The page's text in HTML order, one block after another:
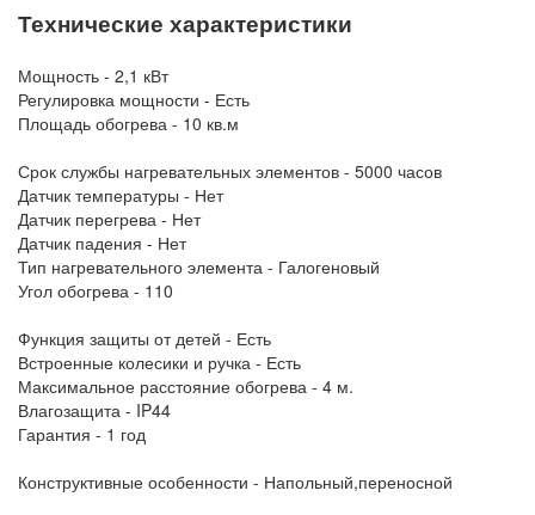
Технические характеристики
Мощность - 2,1 кВт
Регулировка мощности - Есть
Площадь обогрева - 10 кв.м
Срок службы нагревательных элементов - 5000 часов
Датчик температуры - Нет
Датчик перегрева - Нет
Датчик падения - Нет
Тип нагревательного элемента - Галогеновый
Угол обогрева - 110
Функция защиты от детей - Есть
Встроенные колесики и ручка - Есть
Максимальное расстояние обогрева - 4 м.
Влагозащита - IP44
Гарантия - 1 год
Конструктивные особенности - Напольный,переносной